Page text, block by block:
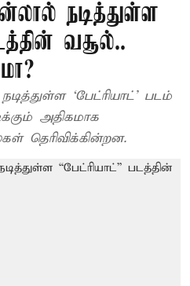
நடித்துள்ள
வசூல்..
‘பேட்ரியாட்’ படம்
அதிகமாக
தெரிவிக்கின்றன.